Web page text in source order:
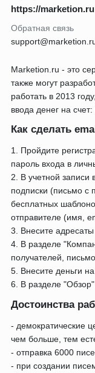
https://marketion.ru
Обратная связь
Marketion.ru - это
также могут
работать в 2013
ввода денег на
Как сделать
1. Пройдите
пароль входа в
2. В учетной записи
подписки (письмо с
бесплатных
отправителе (имя,
3. Внесите
4. В разделе
получателей,
5. Внесите деньги
6. В разделе "Обзор"
Достоинства
- демократические
чем больше, тем
- отправка 6000
- при создании